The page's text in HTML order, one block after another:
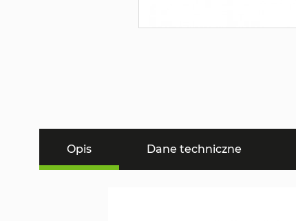
Opis Dane techniczne